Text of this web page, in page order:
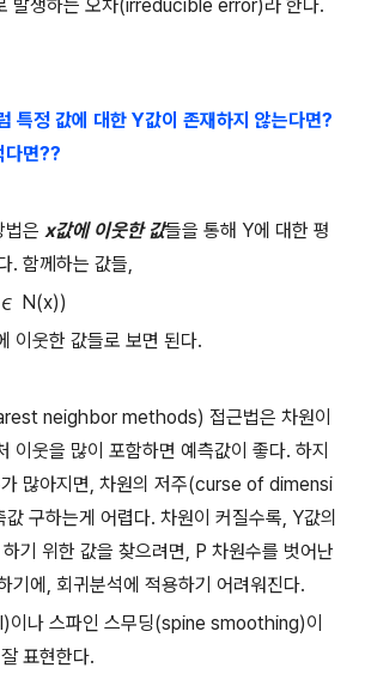
발생하는 오차(irreducible error)라 한다.
특정 값에 대한 Y값이 존재하지 않는다면?
다면??
법은 x값에 이웃한 값들을 통해 Y에 대한 평
. 함께하는 값들,
∊ N(x))
이웃한 값들로 보면 된다.
neighbor methods) 접근법은 차원이
이웃을 많이 포함하면 예측값이 좋다. 하지
많아지면, 차원의 저주(curse of dimensi
값 구하는게 어렵다. 차원이 커질수록, Y값의
기 위한 값을 찾으려면, P 차원수를 벗어난
기에 , 회귀분석에 적용하기 어려워진다.
이나 스파인 스무딩(spine smoothing)이
표현한다.